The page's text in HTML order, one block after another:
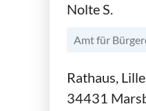
Nolte S.
Amt für
Rathaus,
34431